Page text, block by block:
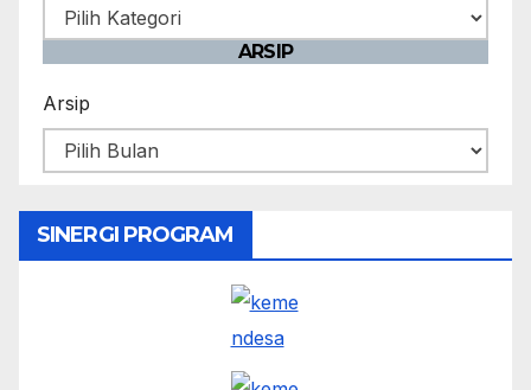
ARSIP
Arsip
SINERGI PROGRAM